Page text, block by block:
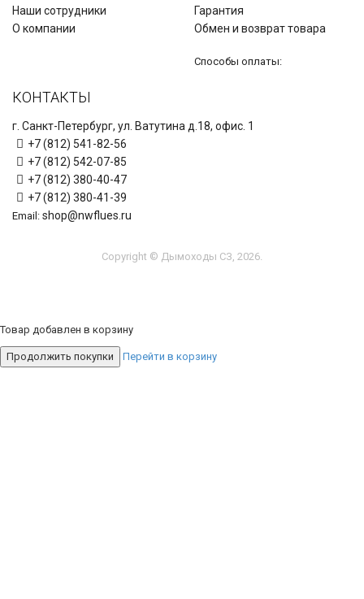
Наши сотрудники
О компании
Гарантия
Обмен и возврат товара
Способы оплаты:
КОНТАКТЫ
г. Санкт-Петербург, ул. Ватутина д.18, офис. 1
+7 (812) 541-82-56
+7 (812) 542-07-85
+7 (812) 380-40-47
+7 (812) 380-41-39
Email: shop@nwflues.ru
Copyright © Дымоходы СЗ, 2026.
Товар добавлен в корзину
Продолжить покупки Перейти в корзину